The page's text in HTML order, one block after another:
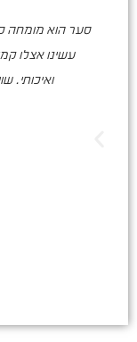
סער הוא מומחה
עשינו אצלו
ואיכותי.